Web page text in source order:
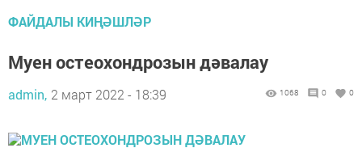
ФАЙДАЛЫ КИҢӘШЛӘР
Муен остеохондрозын дәвалау
admin, 2 март 2022 - 18:39 1068 0 0